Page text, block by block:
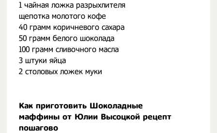
1 чайная ложка разрыхлителя
щепотка молотого кофе
40 грамм коричневого сахара
50 грамм белого шоколада
100 грамм сливочного масла
3 штуки яйца
2 столовых ложек муки
Как приготовить Шоколадные
маффины от Юлии Высоцкой рецепт
пошагово